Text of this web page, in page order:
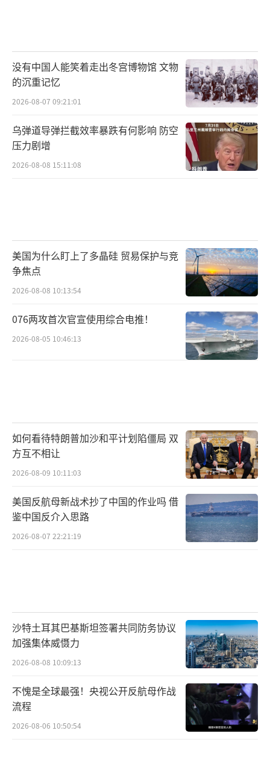
没有中国人能笑着走出冬宫博物馆 文物
的沉重记忆
2026-08-07 09:21:01
乌弹道导弹拦截效率暴跌有何影响 防空
压力剧增
2026-08-08 15:11:08
美国为什么盯上了多晶硅 贸易保护与竞
争焦点
2026-08-08 10:13:54
076两攻首次官宣使用综合电推！
2026-08-05 10:46:13
如何看待特朗普加沙和平计划陷僵局 双
方互不相让
2026-08-09 10:11:03
美国反航母新战术抄了中国的作业吗 借
鉴中国反介入思路
2026-08-07 22:21:19
沙特土耳其巴基斯坦签署共同防务协议
加强集体威慑力
2026-08-08 10:09:13
不愧是全球最强！央视公开反航母作战
流程
2026-08-06 10:50:54